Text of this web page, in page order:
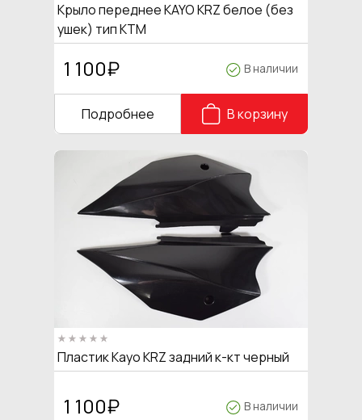
Крыло переднее KAYO КRZ белое (без
ушек) тип КТМ
1 100₽ В наличии
Подробнее В корзину
Пластик Kayo KRZ задний к-кт черный
1 100₽ В наличии